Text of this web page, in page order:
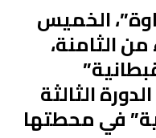
الخميس
من الثامنة،
الثالثة
في محطتها